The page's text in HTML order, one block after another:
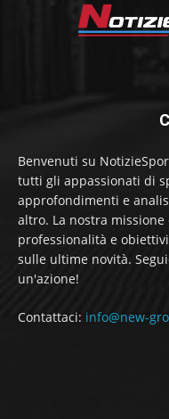
Benvenuti su
tutti gli appassionati di
approfondimenti e
altro. La nostra
professionalità e
sulle ultime novità.
un'azione!
Contattaci: info@new-